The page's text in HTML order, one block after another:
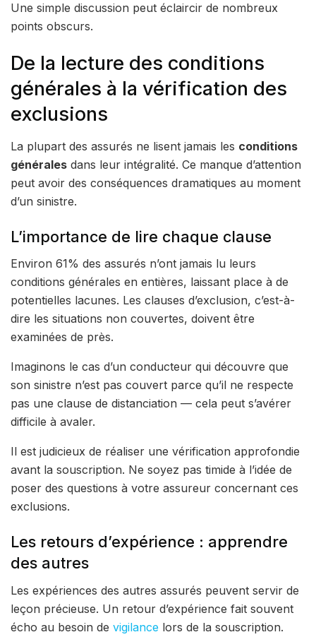
Une simple discussion peut éclaircir de nombreux
points obscurs.
De la lecture des conditions
générales à la vérification des
exclusions
La plupart des assurés ne lisent jamais les conditions
générales dans leur intégralité. Ce manque d’attention
peut avoir des conséquences dramatiques au moment
d’un sinistre.
L’importance de lire chaque clause
Environ 61% des assurés n’ont jamais lu leurs
conditions générales en entières, laissant place à de
potentielles lacunes. Les clauses d’exclusion, c’est-à-
dire les situations non couvertes, doivent être
examinées de près.
Imaginons le cas d’un conducteur qui découvre que
son sinistre n’est pas couvert parce qu’il ne respecte
pas une clause de distanciation — cela peut s’avérer
difficile à avaler.
Il est judicieux de réaliser une vérification approfondie
avant la souscription. Ne soyez pas timide à l’idée de
poser des questions à votre assureur concernant ces
exclusions.
Les retours d’expérience : apprendre
des autres
Les expériences des autres assurés peuvent servir de
leçon précieuse. Un retour d’expérience fait souvent
écho au besoin de vigilance lors de la souscription.